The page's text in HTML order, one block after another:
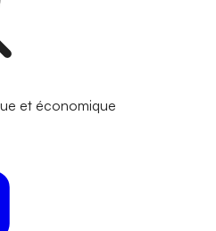
et économique